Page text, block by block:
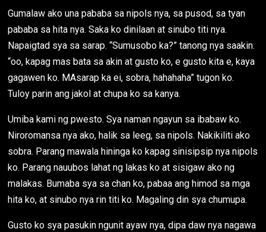
Gumalaw ako una pababa sa nipols nya, sa pusod, sa tyan
pababa sa hita nya. Saka ko dinilaan at sinubo titi nya.
Napaigtad sya sa sarap. “Sumusobo ka?” tanong nya saakin.
“oo, kapag mas bata sa akin at gusto ko, e gusto kita e, kaya
gagawen ko. MAsarap ka ei, sobra, hahahaha” tugon ko.
Tuloy parin ang jakol at chupa ko sa kanya.
Umiba kami ng pwesto. Sya naman ngayun sa ibabaw ko.
Niroromansa nya ako, halik sa leeg, sa nipols. Nakikiliti ako
sobra. Parang mawala hininga ko kapag sinisipsip nya nipols
ko. Parang nauubos lahat ng lakas ko at sisigaw ako ng
malakas. Bumaba sya sa chan ko, pabaa ang himod sa mga
hita ko, at sinubo nya rin titi ko. Magaling din sya chumupa.
Gusto ko sya pasukin ngunit ayaw nya, dipa daw nya nagawa